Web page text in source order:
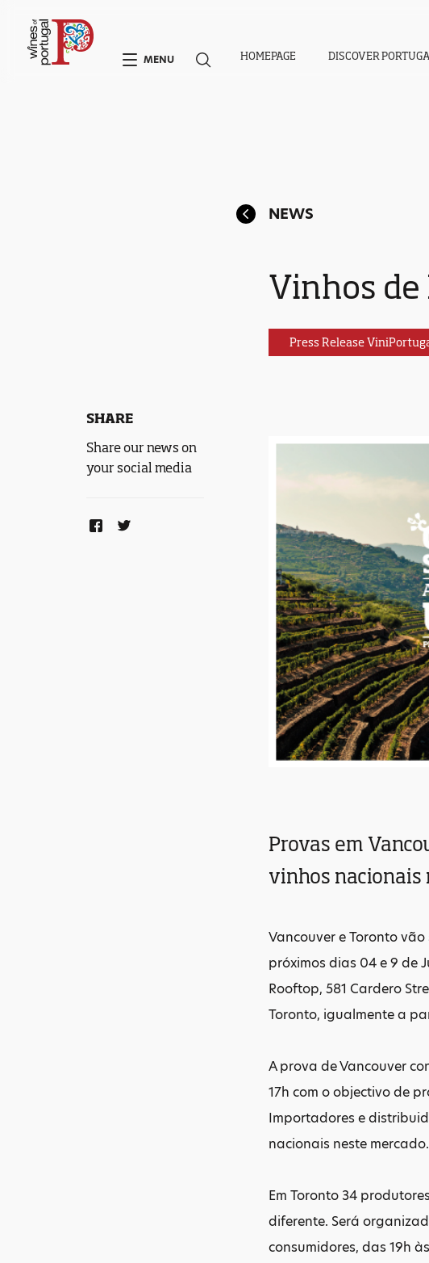
NEWS
Vinhos de
Press Release
SHARE
Share our news on
your social media
Provas em
vinhos nacionais
Vancouver e Toronto
próximos dias 04 e 9 de
Rooftop, 581 Cardero
Toronto, igualmente a
A prova de Vancouver
17h com o objectivo de
Importadores e
nacionais neste mercado.
Em Toronto 34
diferente. Será
consumidores, das 19h
MENU HOMEPAGE DISCOVER